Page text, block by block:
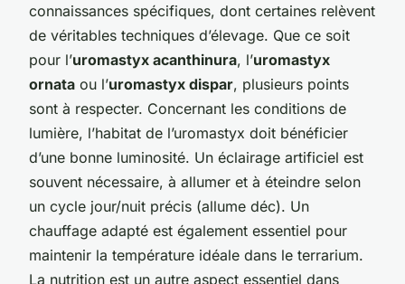
connaissances spécifiques, dont certaines relèvent
de véritables techniques d’élevage. Que ce soit
pour l’uromastyx acanthinura, l’uromastyx
ornata ou l’uromastyx dispar, plusieurs points
sont à respecter. Concernant les conditions de
lumière, l’habitat de l’uromastyx doit bénéficier
d’une bonne luminosité. Un éclairage artificiel est
souvent nécessaire, à allumer et à éteindre selon
un cycle jour/nuit précis (allume déc). Un
chauffage adapté est également essentiel pour
maintenir la température idéale dans le terrarium.
La nutrition est un autre aspect essentiel dans